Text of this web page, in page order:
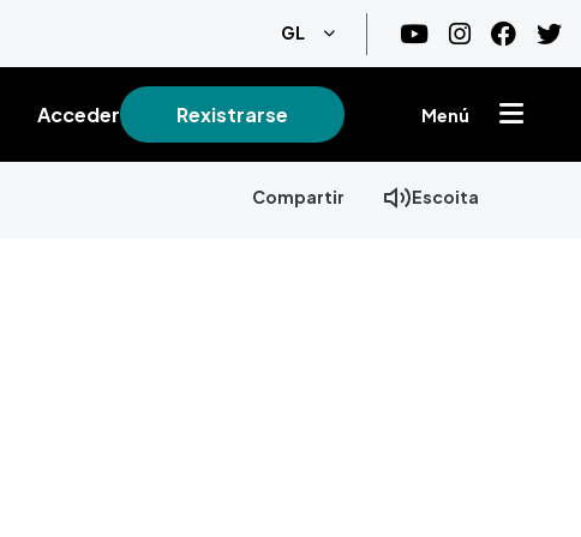
GL List additional actions
Acceder Rexistrarse Menú
Compartir Escoita